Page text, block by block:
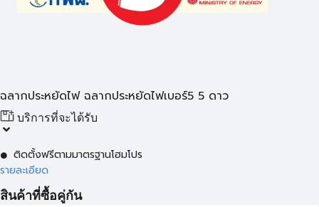
ฉลากประหยัดไฟ ฉลากประหยัดไฟเบอร์5 5 ดาว
บริการที่จะได้รับ
ติดตั้งฟรีตามมาตรฐานโฮมโปร
รายละเอียด
สินค้าที่ซื้อคู่กัน